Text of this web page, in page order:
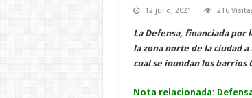
12 julio, 2021 216
La Defensa, financiada por
la zona norte de la ciudad
cual se inundan los barrios
Nota relacionada: